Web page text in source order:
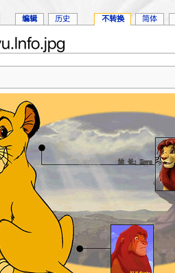
编辑 历史 不转换 简体